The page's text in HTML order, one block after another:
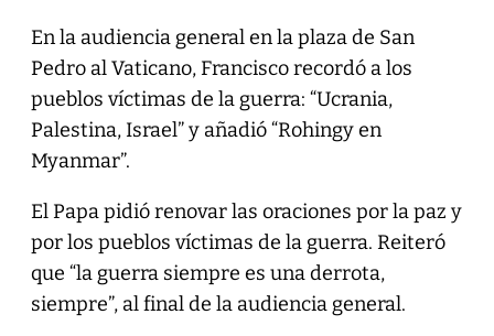
En la audiencia general en la plaza de San
Pedro al Vaticano, Francisco recordó a los
pueblos víctimas de la guerra: “Ucrania,
Palestina, Israel” y añadió “Rohingy en
Myanmar”.
El Papa pidió renovar las oraciones por la paz y
por los pueblos víctimas de la guerra. Reiteró
que “la guerra siempre es una derrota,
siempre”, al final de la audiencia general.